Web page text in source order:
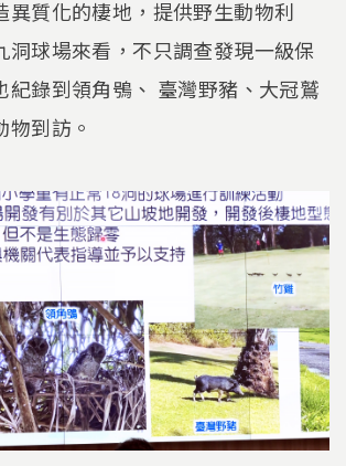
異質化的棲地，提供野生動物利
洞球場來看，不只調查發現一級保
紀錄到領角鴞、 臺灣野豬、大冠鷲
物到訪。